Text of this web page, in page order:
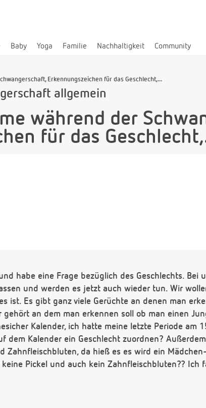
Baby Yoga Familie Nachhaltigkeit Community
Erkennungszeichen für das Geschlecht,...
allgemein
während der
für das
habe eine Frage bezüglich des Geschlechts. Bei
und werden es jetzt auch wieder tun. Wir
ist. Es gibt ganz viele Gerüchte an denen man
gehört an dem man erkennen soll ob man einen
Kalender, ich hatte meine letzte Periode am
dem Kalender ein Geschlecht zuordnen?
Zahnfleischbluten, da hieß es es wird ein
Pickel und auch kein Zahnfleischbluten?? Ich
6kg zugenommne, bin sonst eher etwas
insgesamt zu?